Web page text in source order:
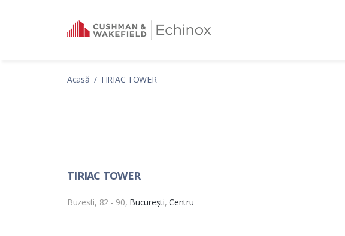
Acasă TIRIAC TOWER
TIRIAC TOWER
Buzesti, 82 - 90, București,Centru